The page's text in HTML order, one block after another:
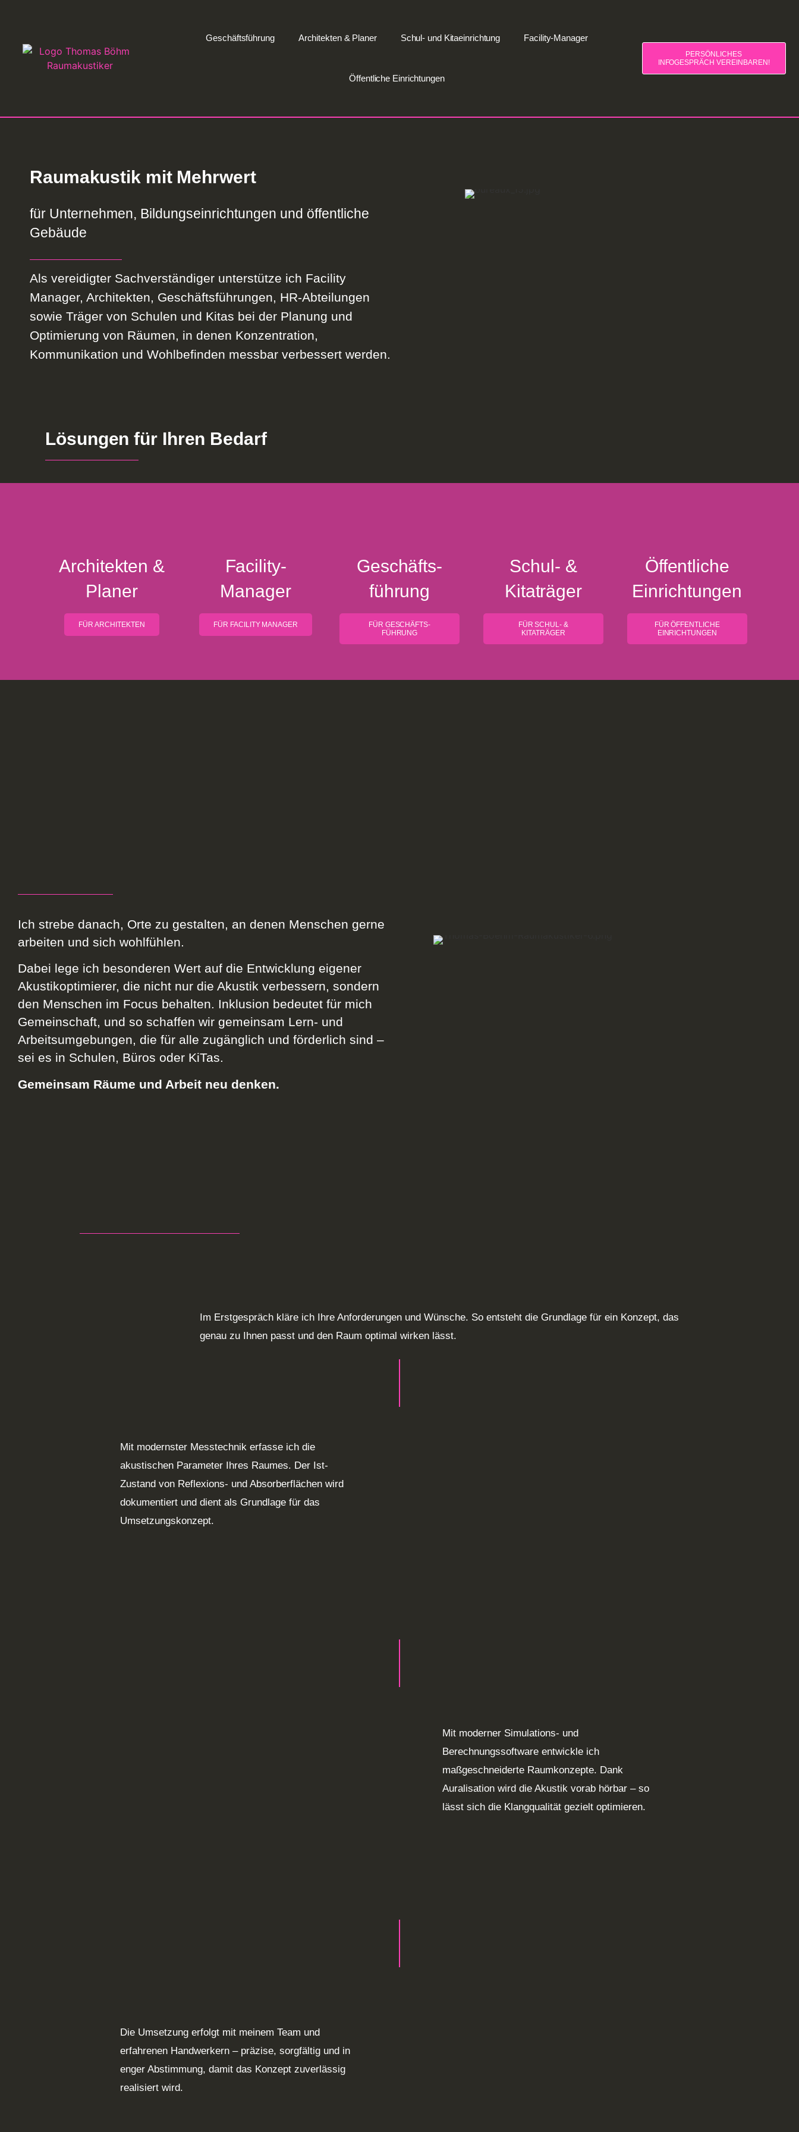
Geschäftsführung Architekten & Planer Schul- und Kitaeinrichtung Facility-Manager
Öffentliche Einrichtungen
PERSÖNLICHES
INFOGESPRÄCH VEREINBAREN!
Raumakustik mit Mehrwert
für Unternehmen, Bildungseinrichtungen und öffentliche
Gebäude
Als vereidigter Sachverständiger unterstütze ich Facility
Manager, Architekten, Geschäftsführungen, HR-Abteilungen
sowie Träger von Schulen und Kitas bei der Planung und
Optimierung von Räumen, in denen Konzentration,
Kommunikation und Wohlbefinden messbar verbessert werden.
Lösungen für Ihren Bedarf
Architekten &
Planer
FÜR ARCHITEKTEN
Facility-
Manager
FÜR FACILITY MANAGER
Geschäfts­
führung
FÜR GESCHÄFTS­
FÜHRUNG​
Schul- &
Kitaträger
FÜR SCHUL- &
KITATRÄGER
Öffentliche
Einrich­tungen
FÜR ÖFFENTLICHE
EINRICHTUNGEN
Ich strebe danach, Orte zu gestalten, an denen Menschen gerne
arbeiten und sich wohlfühlen.
Dabei lege ich besonderen Wert auf die Entwicklung eigener
Akustikoptimierer, die nicht nur die Akustik verbessern, sondern
den Menschen im Focus behalten. Inklusion bedeutet für mich
Gemeinschaft, und so schaffen wir gemeinsam Lern- und
Arbeitsumgebungen, die für alle zugänglich und förderlich sind –
sei es in Schulen, Büros oder KiTas.
Gemeinsam Räume und Arbeit neu denken.
Im Erstgespräch kläre ich Ihre Anforderungen und Wünsche. So entsteht die Grundlage für ein Konzept, das
genau zu Ihnen passt und den Raum optimal wirken lässt.
Mit modernster Messtechnik erfasse ich die
akustischen Parameter Ihres Raumes. Der Ist-
Zustand von Reflexions- und Absorberflächen wird
dokumentiert und dient als Grundlage für das
Umsetzungskonzept.
Mit moderner Simulations- und
Berechnungssoftware entwickle ich
maßgeschneiderte Raumkonzepte. Dank
Auralisation wird die Akustik vorab hörbar – so
lässt sich die Klangqualität gezielt optimieren.
Die Umsetzung erfolgt mit meinem Team und
erfahrenen Handwerkern – präzise, sorgfältig und in
enger Abstimmung, damit das Konzept zuverlässig
realisiert wird.